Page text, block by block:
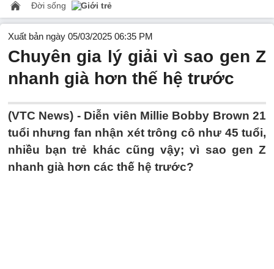
Đời sống Giới trẻ
Xuất bản ngày 05/03/2025 06:35 PM
Chuyên gia lý giải vì sao gen Z
nhanh già hơn thế hệ trước
(VTC News) - Diễn viên Millie Bobby Brown 21
tuổi nhưng fan nhận xét trông cô như 45 tuổi,
nhiều bạn trẻ khác cũng vậy; vì sao gen Z
nhanh già hơn các thế hệ trước?